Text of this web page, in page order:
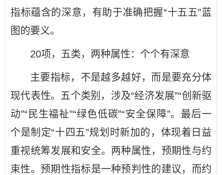
指标蕴含的深意，有助于准确把握“十五五”蓝
图的要义。
20项，五类，两种属性：个个有深意
主要指标，不是越多越好，而是要充分体
现代表性。五个类别，涉及“经济发展”“创新驱
动”“民生福祉”“绿色低碳”“安全保障”。最后一
个是制定“十四五”规划时新加的，体现着日益
重视统筹发展和安全。两种属性，预期性与约
束性。预期性指标是一种预判性的建议，而约